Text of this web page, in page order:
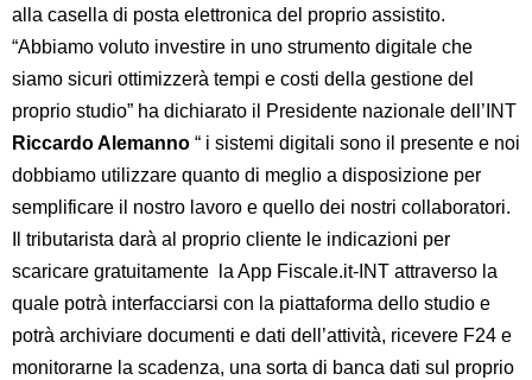
alla casella di posta elettronica del proprio assistito.
“Abbiamo voluto investire in uno strumento digitale che
siamo sicuri ottimizzerà tempi e costi della gestione del
proprio studio” ha dichiarato il Presidente nazionale dell’INT
Riccardo Alemanno “ i sistemi digitali sono il presente e noi
dobbiamo utilizzare quanto di meglio a disposizione per
semplificare il nostro lavoro e quello dei nostri collaboratori.
Il tributarista darà al proprio cliente le indicazioni per
scaricare gratuitamente la App Fiscale.it-INT attraverso la
quale potrà interfacciarsi con la piattaforma dello studio e
potrà archiviare documenti e dati dell’attività, ricevere F24 e
monitorarne la scadenza, una sorta di banca dati sul proprio